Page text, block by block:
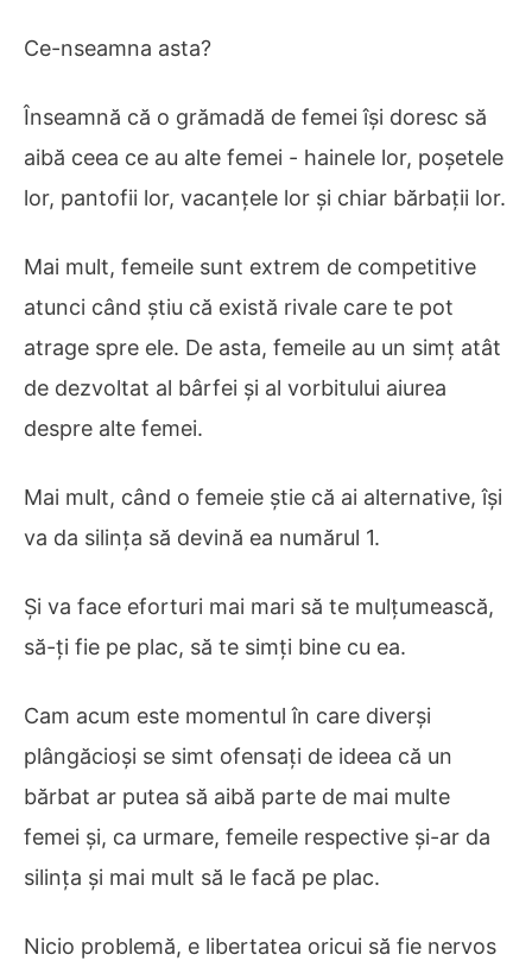
Ce-nseamna asta?
Înseamnă că o grămadă de femei își doresc să
aibă ceea ce au alte femei - hainele lor, poșetele
lor, pantofii lor, vacanțele lor și chiar bărbații lor.
Mai mult, femeile sunt extrem de competitive
atunci când știu că există rivale care te pot
atrage spre ele. De asta, femeile au un simț atât
de dezvoltat al bârfei și al vorbitului aiurea
despre alte femei.
Mai mult, când o femeie știe că ai alternative, își
va da silința să devină ea numărul 1.
Și va face eforturi mai mari să te mulțumească,
să-ți fie pe plac, să te simți bine cu ea.
Cam acum este momentul în care diverși
plângăcioși se simt ofensați de ideea că un
bărbat ar putea să aibă parte de mai multe
femei și, ca urmare, femeile respective și-ar da
silința și mai mult să le facă pe plac.
Nicio problemă, e libertatea oricui să fie nervos